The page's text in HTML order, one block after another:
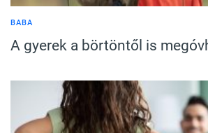
BABA
A gyerek a börtöntől is